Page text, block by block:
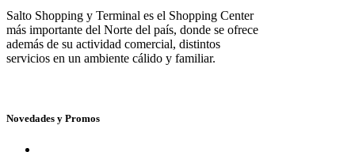
Salto Shopping y Terminal es el Shopping Center
más importante del Norte del país, donde se ofrece
además de su actividad comercial, distintos
servicios en un ambiente cálido y familiar.
Novedades y Promos